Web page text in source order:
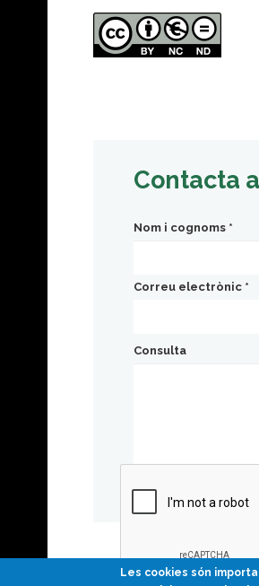
Contacta
Nom i cognoms *
Correu electrònic *
Consulta
Les cookies són